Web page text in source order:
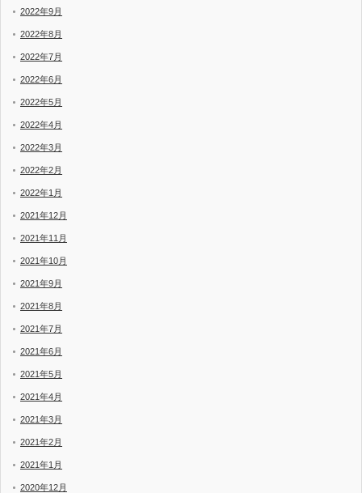
2022年9月
2022年8月
2022年7月
2022年6月
2022年5月
2022年4月
2022年3月
2022年2月
2022年1月
2021年12月
2021年11月
2021年10月
2021年9月
2021年8月
2021年7月
2021年6月
2021年5月
2021年4月
2021年3月
2021年2月
2021年1月
2020年12月